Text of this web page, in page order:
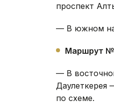
проспект
— В южном
Маршрут №
— В
по схеме.